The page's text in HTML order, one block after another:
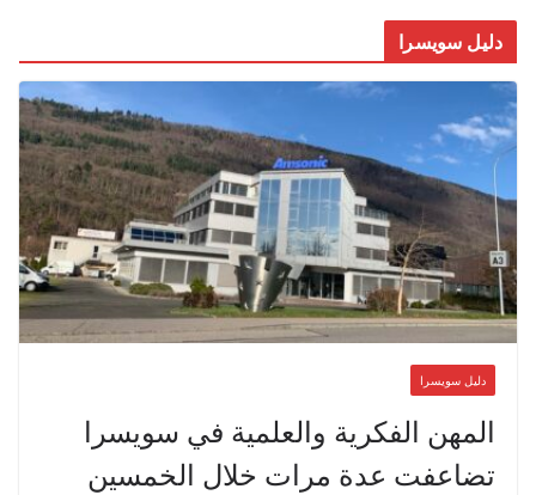
دليل سويسرا
دليل سويسرا
المهن الفكرية والعلمية في سويسرا
تضاعفت عدة مرات خلال الخمسين